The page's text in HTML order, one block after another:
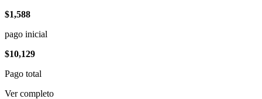
$1,588
pago inicial
$10,129
Pago total
Ver completo